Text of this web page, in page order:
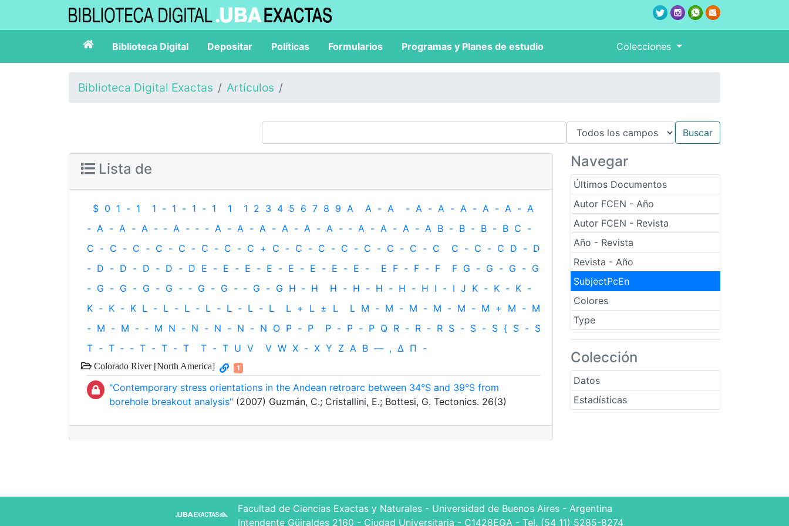
Biblioteca Digital Depositar Políticas Formularios Programas y Planes de estudio Colecciones
Biblioteca Digital Exactas Artículos
Navegar
Últimos Documentos
Autor FCEN - Año
Autor FCEN - Revista
Año - Revista
Revista - Año
SubjectPcEn
Colores
Type
Colección
Datos
Estadísticas
Lista de
$ 0 1 - 1 1 - 1 - 1 - 1 1 1 2 3 4 5 6 7 8 9 A A - A - A - A - A - A - A - A
- A - A - A - ‐ A - ‐ - A - A - A - A - A - A - ‐ A - A - A - A B - B - B - B C -
C - C - C - C - C - C - C - C + C - C - C - C - C - C - C - C C - C - C D - D
- D - D - D - D - D E - E - E - E - E - E - E - E - E F - F - F F G - G - G - G
- G - G - G - G - ‐ G - G - ‐ G - G H ‐ H H - H - H - H - H I - I J K - K - K -
K - K - K L - L - L - L - L - L - L L + L ± L L M - M - M - M - M - M + M - M
- M - M - ‐ M N - N - N - N - N O P - P P - P - P Q R - R - R S - S - S { S - S
T - T ‐ - T - T - T T - T U V V W X - X Y Z Α Β — , Δ Π -
Colorado River [North America] 1
"Contemporary stress orientations in the Andean retroarc between 34°S and 39°S from
borehole breakout analysis" (2007) Guzmán, C.; Cristallini, E.; Bottesi, G. Tectonics. 26(3)
Facultad de Ciencias Exactas y Naturales - Universidad de Buenos Aires - Argentina
Intendente Güiraldes 2160 - Ciudad Universitaria - C1428EGA - Tel. (54 11) 5285-8274